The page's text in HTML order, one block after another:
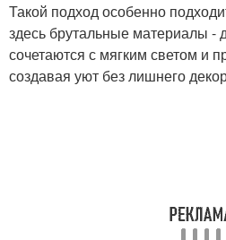
Такой подход особенно
здесь брутальные материалы -
сочетаются с мягким светом и
создавая уют без лишнего